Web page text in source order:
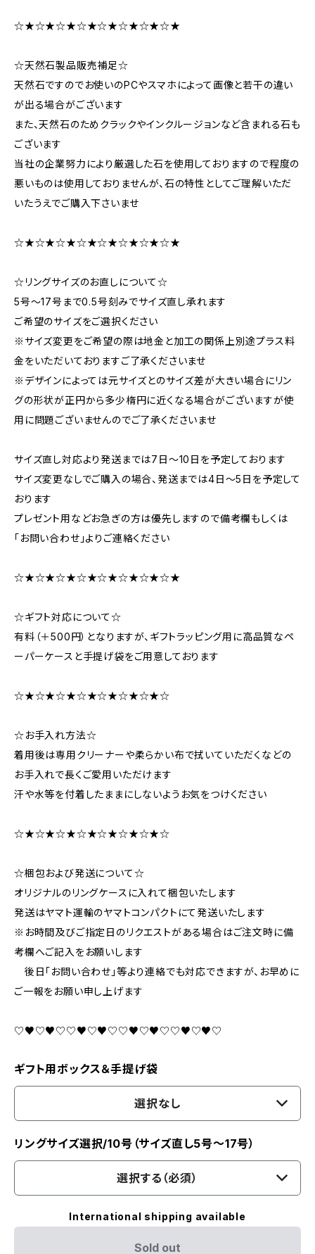
☆★☆★☆★☆★☆★☆★☆★☆★
☆天然石製品販売補足☆
天然石ですのでお使いのPCやスマホによって画像と若干の違い
が出る場合がございます
また、天然石のためクラックやインクルージョンなど含まれる石も
ございます
当社の企業努力により厳選した石を使用しておりますので程度の
悪いものは使用しておりませんが、石の特性としてご理解いただ
いたうえでご購入下さいませ
☆★☆★☆★☆★☆★☆★☆★☆★
☆リングサイズのお直しについて☆
5号～17号まで0.5号刻みでサイズ直し承れます
ご希望のサイズをご選択ください
※サイズ変更をご希望の際は地金と加工の関係上別途プラス料
金をいただいておりますご了承くださいませ
※デザインによっては元サイズとのサイズ差が大きい場合にリン
グの形状が正円から多少楕円に近くなる場合がございますが使
用に問題ございませんのでご了承くださいませ
サイズ直し対応より発送までは7日～10日を予定しております
サイズ変更なしでご購入の場合、発送までは4日～5日を予定して
おります
プレゼント用などお急ぎの方は優先しますので備考欄もしくは
「お問い合わせ」よりご連絡ください
☆★☆★☆★☆★☆★☆★☆★☆★
☆ギフト対応について☆
有料（＋500円）となりますが、ギフトラッピング用に高品質なペ
ーパーケースと手提げ袋をご用意しております
☆★☆★☆★☆★☆★☆★☆★☆
☆お手入れ方法☆
着用後は専用クリーナーや柔らかい布で拭いていただくなどの
お手入れで長くご愛用いただけます
汗や水等を付着したままにしないようお気をつけください
☆★☆★☆★☆★☆★☆★☆★☆
☆梱包および発送について☆
オリジナルのリングケースに入れて梱包いたします
発送はヤマト運輸のヤマトコンパクトにて発送いたします
※お時間及びご指定日のリクエストがある場合はご注文時に備
考欄へご記入をお願いします
後日「お問い合わせ」等より連絡でも対応できますが、お早めに
ご一報をお願い申し上げます
♡♥♡♥♡♡♥♡♥♡♡♥♡♥♡♡♥♡♥♡
ギフト用ボックス＆手提げ袋
選択なし
リングサイズ選択/10号（サイズ直し5号～17号）
選択する（必須）
International shipping available
Sold out